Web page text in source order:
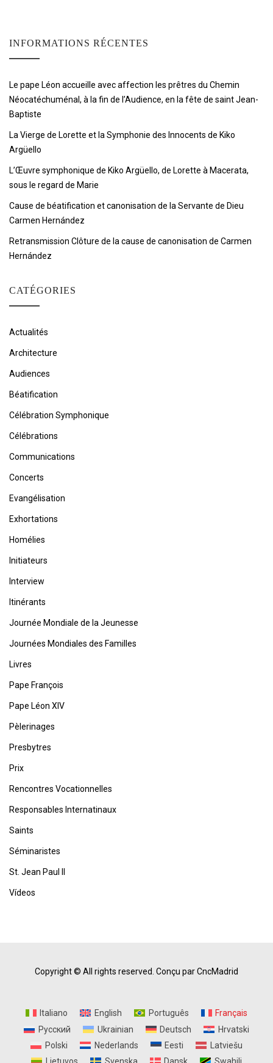
INFORMATIONS RÉCENTES
Le pape Léon accueille avec affection les prêtres du Chemin
Néocatéchuménal, à la fin de l’Audience, en la fête de saint Jean-
Baptiste
La Vierge de Lorette et la Symphonie des Innocents de Kiko
Argüello
L’Œuvre symphonique de Kiko Argüello, de Lorette à Macerata,
sous le regard de Marie
Cause de béatification et canonisation de la Servante de Dieu
Carmen Hernández
Retransmission Clôture de la cause de canonisation de Carmen
Hernández
CATÉGORIES
Actualités
Architecture
Audiences
Béatification
Célébration Symphonique
Célébrations
Communications
Concerts
Evangélisation
Exhortations
Homélies
Initiateurs
Interview
Itinérants
Journée Mondiale de la Jeunesse
Journées Mondiales des Familles
Livres
Pape François
Pape Léon XIV
Pèlerinages
Presbytres
Prix
Rencontres Vocationnelles
Responsables Internatinaux
Saints
Séminaristes
St. Jean Paul II
Vídeos
Copyright © All rights reserved. Conçu par CncMadrid
Italiano English Português
Français
Русский
Ukrainian Deutsch
Hrvatski
Polski
Nederlands Eesti
Latviešu